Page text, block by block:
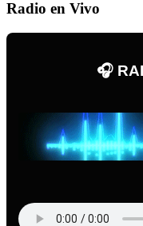
Radio en Vivo
🎧